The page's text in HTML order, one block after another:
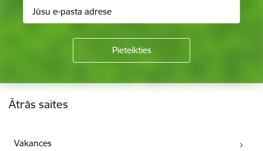
Kājene
Ātrās saites
Vakances